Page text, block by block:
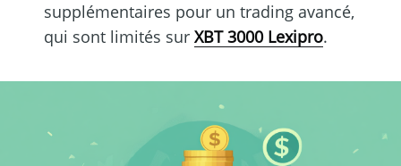
supplémentaires pour un trading avancé,
qui sont limités sur XBT 3000 Lexipro.